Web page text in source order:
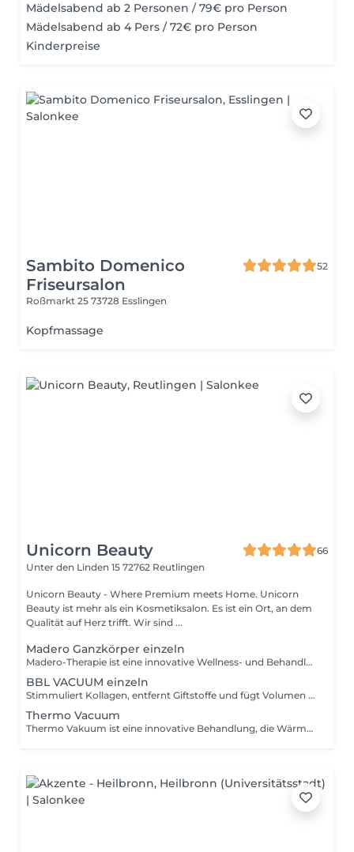
Mädelsabend ab 2 Personen / 79€ pro Person
Mädelsabend ab 4 Pers / 72€ pro Person
Kinderpreise
Sambito Domenico
Friseursalon
52
Roßmarkt 25 73728 Esslingen
Kopfmassage
Unicorn Beauty
66
Unter den Linden 15 72762 Reutlingen
Unicorn Beauty - Where Premium meets Home. Unicorn
Beauty ist mehr als ein Kosmetiksalon. Es ist ein Ort, an dem
Qualität auf Herz trifft. Wir sind ...
Madero Ganzkörper einzeln
Madero-Therapie ist eine innovative Wellness- und Behandlungsmethode, bei der speziell geformte Holzinstrumente sanft über den Körper geführt werden. Sie stimuliert die Durchblutung, regt den Lymphfluss an und fördert die Straffung sowie Entspannung von Haut und Gewebe.Für ein spürbar glatteres, vitales und harmonisches Erscheinungsbild. Reine Behandlungsdauer 40-45 min
BBL VACUUM einzeln
Stimmuliert Kollagen, entfernt Giftstoffe und fügt Volumen zu Hüfte und Po hinzu, indem Fett übertragen wird. Hebt, strafft und vergrößert die Gesäßmuskulatur.
Thermo Vacuum
Thermo Vakuum ist eine innovative Behandlung, die Wärme und sanften Unterdruck kombiniert, um Durchblutung und Lymphfluss gezielt zu fördern. Sie unterstützt die Straffung von Haut und Gewebe, regt den Stoffwechsel an und hilft bei der Reduzierung von Cellulite. Für ein sichtbar glatteres, vitales und harmonisches Erscheinungsbild.